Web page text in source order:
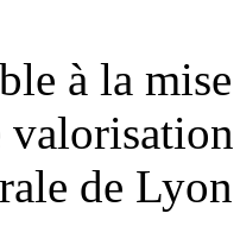
à la
de Lyon